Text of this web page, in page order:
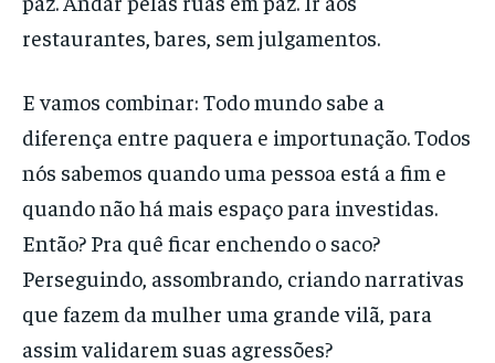
restaurantes, bares, sem julgamentos.
E vamos combinar: Todo mundo sabe a
diferença entre paquera e importunação. Todos
nós sabemos quando uma pessoa está a fim e
quando não há mais espaço para investidas.
Então? Pra quê ficar enchendo o saco?
Perseguindo, assombrando, criando narrativas
que fazem da mulher uma grande vilã, para
assim validarem suas agressões?